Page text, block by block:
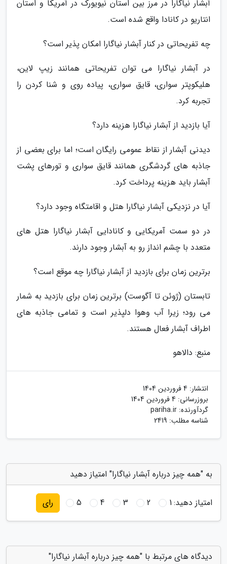
آبشار نیاگارا در مرز بین استان نیویورک در آمریکا و استان
انتاریو در کانادا واقع شده است.
چه تفریحاتی در کنار آبشار نیاگارا امکان پذیر است؟
در آبشار نیاگارا می توان تفریحاتی همانند زیپ لاین،
هلیکوپتر سواری، قایق سواری، پیاده روی و شنا کردن را
تجربه کرد.
آیا بازدید از آبشار نیاگارا هزینه دارد؟
دیدنی آبشار از نقاط عمومی رایگان است؛ اما برای بعضی از
جاذبه های گردشگری همانند قایق سواری و تورهای پشت
آبشار باید هزینه پرداخت کرد.
آیا در نزدیکی آبشار نیاگارا هتل و اقامتگاه وجود دارد؟
در دو سمت آمریکایی و کانادایی آبشار نیاگارا هتل های
متعدد با چشم انداز رو به آبشار وجود دارند.
برترین زمان برای بازدید از آبشار نیاگارا چه موقع است؟
تابستان (ژوئن تا آگوست) برترین زمان برای بازدید به شمار
می رود؛ زیرا آب وهوا دلپذیر است و تمامی جاذبه های
اطراف آبشار فعال هستند.
منبع: دالاهو
انتشار: 4 فروردین 1404
بروزرسانی: 4 فروردین 1404
گردآورنده: pariha.ir
شناسه مطلب: 2419
به "همه چیز درباره آبشار نیاگارا" امتیاز دهید
امتیاز دهید:1
2
3
4
5 رای
دیدگاه های مرتبط با "همه چیز درباره آبشار نیاگارا"